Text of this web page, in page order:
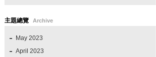
主題總覽 Archive
May 2023
April 2023